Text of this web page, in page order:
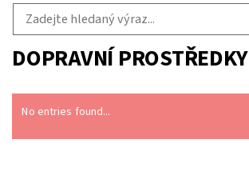
DOPRAVNÍ PROSTŘEDKY
No entries found...